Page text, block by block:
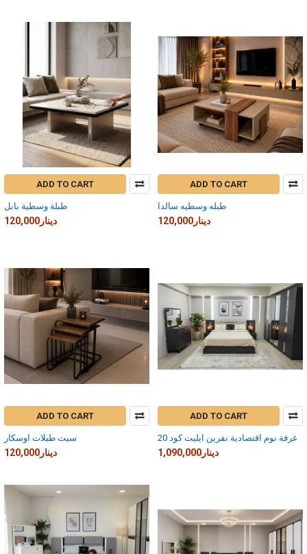
ADD TO CART
طبلة وسطية بابل
120,000دينار
ADD TO CART
طبله وسطيه سالدا
120,000دينار
ADD TO CART
سيت طبلات اوسكار
120,000دينار
ADD TO CART
غرفة نوم اقتصادية نفرين ايليت كود 20
1,090,000دينار